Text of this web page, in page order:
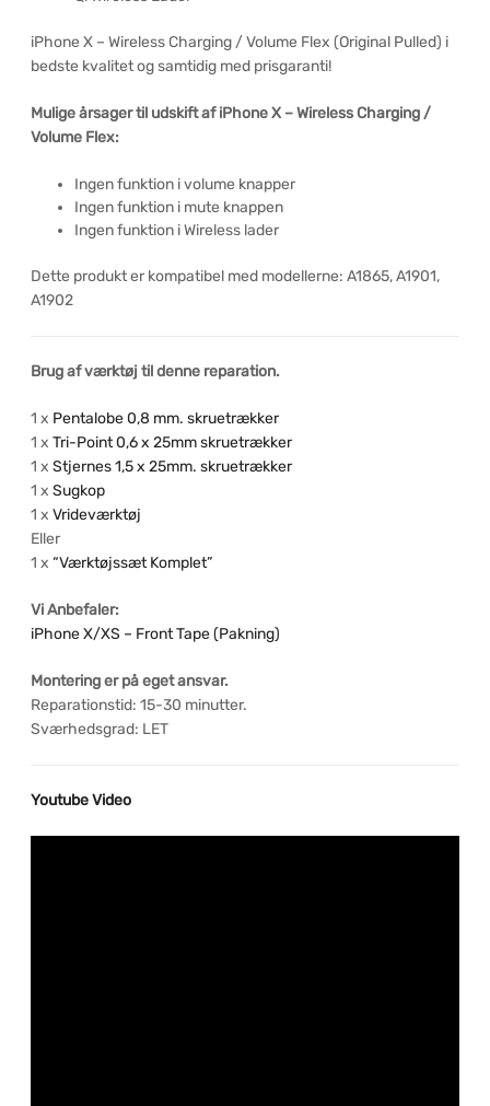
iPhone X – Wireless Charging / Volume Flex (Original Pulled) i
bedste kvalitet og samtidig med prisgaranti!
Mulige årsager til udskift af iPhone X – Wireless Charging /
Volume Flex:
Ingen funktion i volume knapper
Ingen funktion i mute knappen
Ingen funktion i Wireless lader
Dette produkt er kompatibel med modellerne: A1865, A1901,
A1902
Brug af værktøj til denne reparation.
1 x Pentalobe 0,8 mm. skruetrækker
1 x Tri-Point 0,6 x 25mm skruetrækker
1 x Stjernes 1,5 x 25mm. skruetrækker
1 x Sugkop
1 x Vrideværktøj
Eller
1 x “Værktøjssæt Komplet”
Vi Anbefaler:
iPhone X/XS – Front Tape (Pakning)
Montering er på eget ansvar.
Reparationstid: 15-30 minutter.
Sværhedsgrad: LET
Youtube Video